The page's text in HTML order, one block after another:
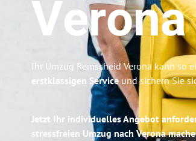
Verona
Ihr Umzug Remscheid Verona kann so
erstklassigen Serviceund sichern Sie
Jetzt Ihr individuelles Angebot
stressfreien Umzug nach Verona